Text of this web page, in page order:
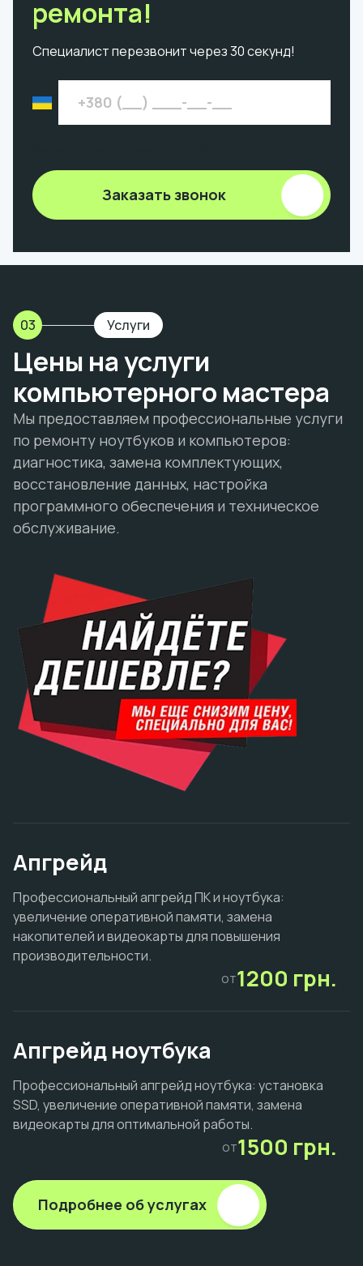
ремонта!
Специалист перезвонит через 30 секунд!
Заказать звонок
03 Услуги
Цены на услуги
компьютерного мастера
Мы предоставляем профессиональные услуги
по ремонту ноутбуков и компьютеров:
диагностика, замена комплектующих,
восстановление данных, настройка
программного обеспечения и техническое
обслуживание.
Апгрейд
Профессиональный апгрейд ПК и ноутбука:
увеличение оперативной памяти, замена
накопителей и видеокарты для повышения
производительности.
от1200 грн.
Апгрейд ноутбука
Профессиональный апгрейд ноутбука: установка
SSD, увеличение оперативной памяти, замена
видеокарты для оптимальной работы.
от1500 грн.
Подробнее об услугах